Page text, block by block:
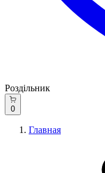
Роздільник
0
Главная